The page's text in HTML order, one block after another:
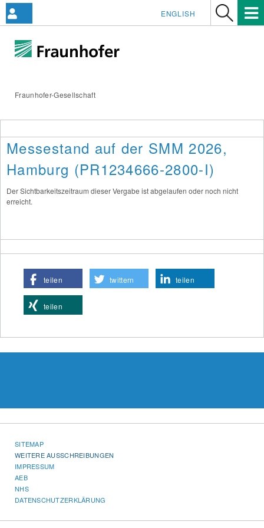
Fraunhofer-Gesellschaft
ENGLISH
Messestand auf der SMM 2026,
Hamburg (PR1234666-2800-I)
Der Sichtbarkeitszeitraum dieser Vergabe ist abgelaufen oder noch nicht
erreicht.
teilen twittern teilen
teilen
SITEMAP
WEITERE AUSSCHREIBUNGEN
IMPRESSUM
AEB
NHS
DATENSCHUTZERKLÄRUNG